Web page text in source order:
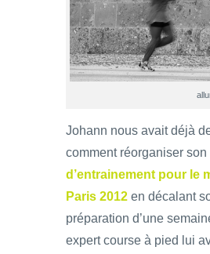
Johann nous avait déjà
comment réorganiser son
d’entrainement pour le
Paris 2012 en décalant
préparation d’une
expert course à pied lui